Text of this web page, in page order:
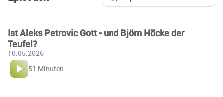
Ist Aleks Petrovic Gott - und Björn Höcke der
Teufel?
10.05.2026
51 Minuten